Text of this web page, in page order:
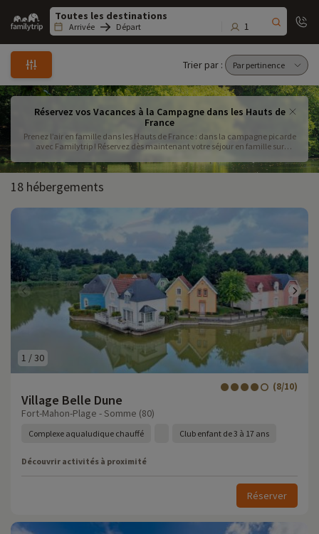
Family
trip
Arrivée Départ 1
Trier par :
Réservez vos Vacances à la Campagne dans les Hauts de
France
Prenez l’air en famille dans les Hauts de France : dans la campagne picarde
avec Familytrip ! Réservez dès maintenant votre séjour en famille sur
18 hébergements
1 /30
Village Belle Dune
(8/10)
Fort-Mahon-Plage - Somme (80)
Complexe aqualudique chauffé Club enfant de 3 à 17 ans
Découvrir activités à proximité
Réserver